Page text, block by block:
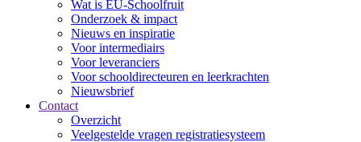
Wat is EU-Schoolfruit
Onderzoek & impact
Nieuws en inspiratie
Voor intermediairs
Voor leveranciers
Voor schooldirecteuren en leerkrachten
Nieuwsbrief
Contact
Overzicht
Veelgestelde vragen registratiesysteem